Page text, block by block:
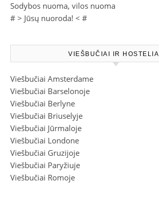
Sodybos nuoma, vilos nuoma
# > Jūsų nuoroda! < #
VIEŠBUČIAI IR HOSTELIAI
Viešbučiai Amsterdame
Viešbučiai Barselonoje
Viešbučiai Berlyne
Viešbučiai Briuselyje
Viešbučiai Jūrmaloje
Viešbučiai Londone
Viešbučiai Gruzijoje
Viešbučiai Paryžiuje
Viešbučiai Romoje